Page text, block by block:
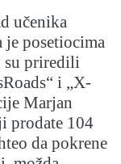
učenika
je posetiocima
su priredili
i „X-
Marjan
prodate 104
da pokrene